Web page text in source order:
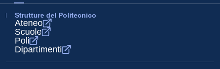
Strutture del Politecnico
Ateneo
Scuole
Poli
Dipartimenti